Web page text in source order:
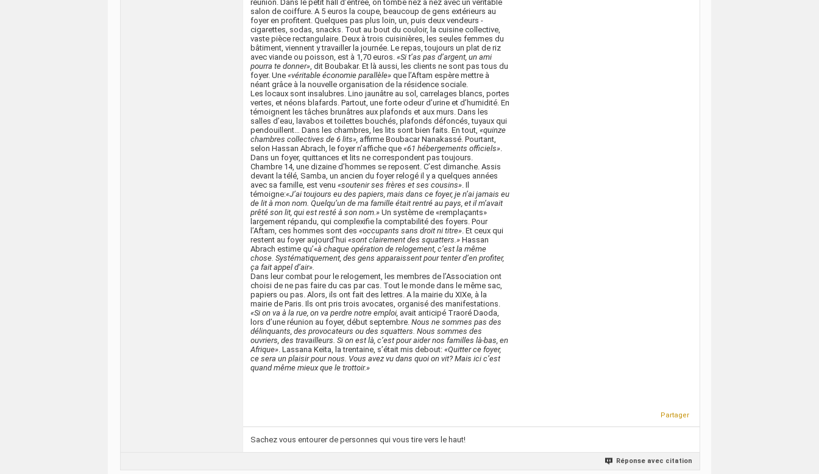
réunion. Dans le petit hall d’entrée, on tombe nez à nez avec un véritable
salon de coiffure. A 5 euros la coupe, beaucoup de gens extérieurs au
foyer en profitent. Quelques pas plus loin, un, puis deux vendeurs -
cigarettes, sodas, snacks. Tout au bout du couloir, la cuisine collective,
vaste pièce rectangulaire. Deux à trois cuisinières, les seules femmes du
bâtiment, viennent y travailler la journée. Le repas, toujours un plat de riz
avec viande ou poisson, est à 1,70 euros. «Si t’as pas d’argent, un ami
pourra te donner», dit Boubakar. Et là aussi, les clients ne sont pas tous du
foyer. Une «véritable économie parallèle» que l’Aftam espère mettre à
néant grâce à la nouvelle organisation de la résidence sociale.
Les locaux sont insalubres. Lino jaunâtre au sol, carrelages blancs, portes
vertes, et néons blafards. Partout, une forte odeur d’urine et d’humidité. En
témoignent les tâches brunâtres aux plafonds et aux murs. Dans les
salles d’eau, lavabos et toilettes bouchés, plafonds défoncés, tuyaux qui
pendouillent… Dans les chambres, les lits sont bien faits. En tout, «quinze
chambres collectives de 6 lits», affirme Boubacar Nanakassé. Pourtant,
selon Hassan Abrach, le foyer n’affiche que «61 hébergements officiels».
Dans un foyer, quittances et lits ne correspondent pas toujours.
Chambre 14, une dizaine d’hommes se reposent. C’est dimanche. Assis
devant la télé, Samba, un ancien du foyer relogé il y a quelques années
avec sa famille, est venu «soutenir ses frères et ses cousins». Il
témoigne:«J’ai toujours eu des papiers, mais dans ce foyer, je n’ai jamais eu
de lit à mon nom. Quelqu’un de ma famille était rentré au pays, et il m’avait
prêté son lit, qui est resté à son nom.» Un système de «remplaçants»
largement répandu, qui complexifie la comptabilité des foyers. Pour
l’Aftam, ces hommes sont des «occupants sans droit ni titre». Et ceux qui
restent au foyer aujourd’hui «sont clairement des squatters.» Hassan
Abrach estime qu’«à chaque opération de relogement, c’est la même
chose. Systématiquement, des gens apparaissent pour tenter d’en profiter,
ça fait appel d’air».
Dans leur combat pour le relogement, les membres de l’Association ont
choisi de ne pas faire du cas par cas. Tout le monde dans le même sac,
papiers ou pas. Alors, ils ont fait des lettres. A la mairie du XIXe, à la
mairie de Paris. Ils ont pris trois avocates, organisé des manifestations.
«Si on va à la rue, on va perdre notre emploi, avait anticipé Traoré Daoda,
lors d’une réunion au foyer, début septembre. Nous ne sommes pas des
délinquants, des provocateurs ou des squatters. Nous sommes des
ouvriers, des travailleurs. Si on est là, c’est pour aider nos familles là-bas, en
Afrique». Lassana Keïta, la trentaine, s’était mis debout: «Quitter ce foyer,
ce sera un plaisir pour nous. Vous avez vu dans quoi on vit? Mais ici c’est
quand même mieux que le trottoir.»
Partager
Sachez vous entourer de personnes qui vous tire vers le haut!
Réponse avec citation